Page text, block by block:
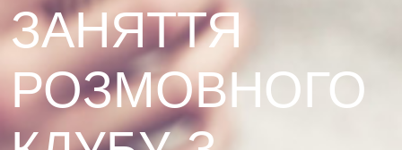
ЗАНЯТТЯ
РОЗМОВНОГО